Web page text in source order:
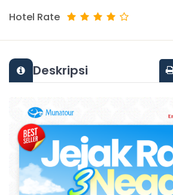
Hotel Rate
Deskripsi